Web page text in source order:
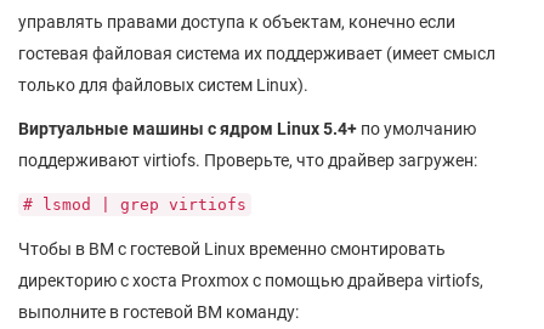
управлять правами доступа к объектам, конечно если
гостевая файловая система их поддерживает (имеет смысл
только для файловых систем Linux).
Виртуальные машины с ядром Linux 5.4+ по умолчанию
поддерживают virtiofs. Проверьте, что драйвер загружен:
# lsmod | grep virtiofs
Чтобы в ВМ с гостевой Linux временно смонтировать
директорию с хоста Proxmox с помощью драйвера virtiofs,
выполните в гостевой ВМ команду: